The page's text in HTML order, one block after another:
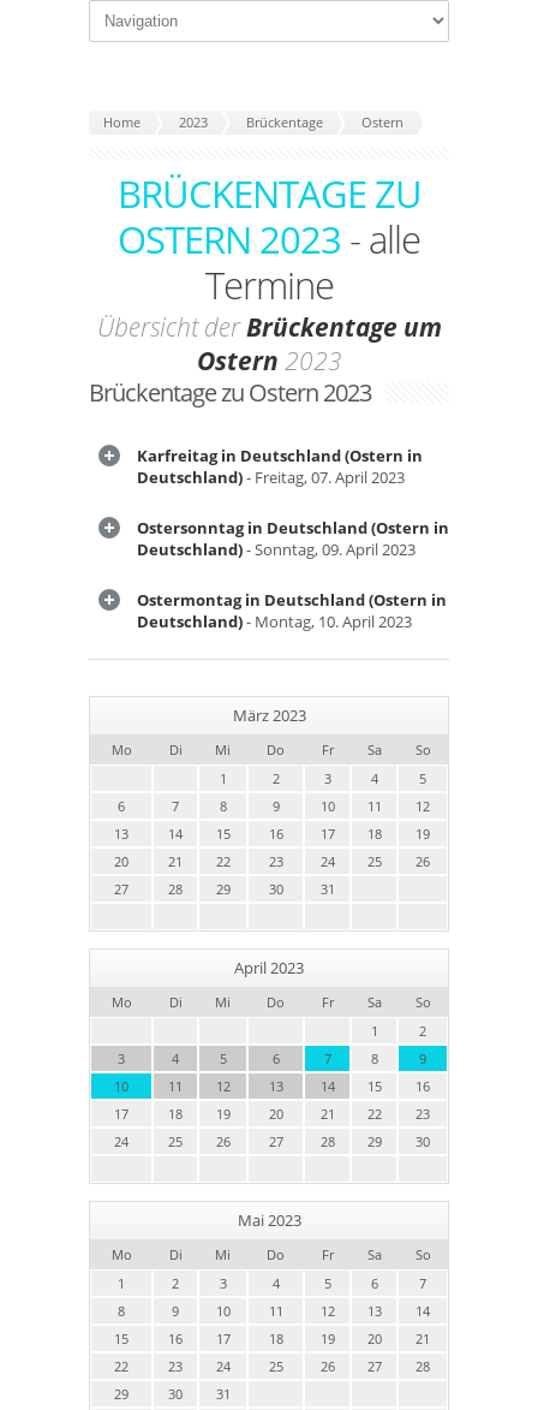
Home 2023 Brückentage Ostern
BRÜCKENTAGE ZU
OSTERN 2023 - alle
Termine
Übersicht derBrückentage um
Ostern 2023
Brückentage zu Ostern 2023
Karfreitag in Deutschland (Ostern in
Deutschland)- Freitag, 07. April 2023
Ostersonntag in Deutschland (Ostern in
Deutschland)- Sonntag, 09. April 2023
Ostermontag in Deutschland (Ostern in
Deutschland)- Montag, 10. April 2023
März 2023
Mo Di Mi Do Fr Sa
So
1
2 3 4
5
6
7 8 9 10 11
12
13
14 15 16 17 18
19
20
21 22 23 24 25
26
27
28 29 30 31
April 2023
Mo Di Mi Do Fr Sa
So
1
2
3
4 5 6 7 8
9
10
11 12 13 14 15
16
17
18 19 20 21 22
23
24
25 26 27 28 29 30
Mai 2023
Mo Di Mi Do Fr Sa
So
1
2 3 4 5 6
7
8
9 10 11 12 13
14
15
16 17 18 19 20
21
22
23 24 25 26 27
28
29
30 31